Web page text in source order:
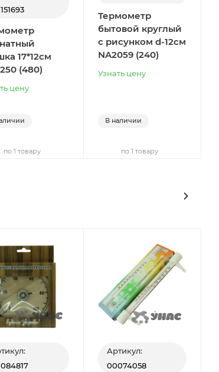
17*12см
(480)
цену
по 1 товару
Термометр
бытовой круглый
с рисунком d-12см
NA2059 (240)
Узнать цену
В наличии
по 1 товару
Артикул:
00074058